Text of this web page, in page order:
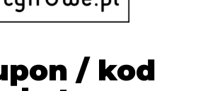
/ kod